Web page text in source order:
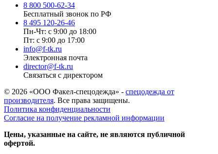
8 800 500-62-34
Бесплатный звонок по РФ
8 495 120-26-46
Пн-Чт: с 9:00 до 18:00
Пт: с 9:00 до 17:00
info@f-tk.ru
Электронная почта
director@f-tk.ru
Связаться с директором
© 2026 «ООО Факел-спецодежда» - спецодежда от
производителя. Все права защищены.
Политика конфиденциальности
Согласие на получение рекламной информации
Цены, указанные на сайте, не являются публичной
офертой.